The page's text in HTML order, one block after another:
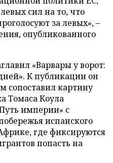
сил на то, что
за левых», –
опубликованного
«Варвары у ворот:
К публикации он
сопоставил картину
Томаса Коула
империи» с
испанского
где фиксируются
попасть на